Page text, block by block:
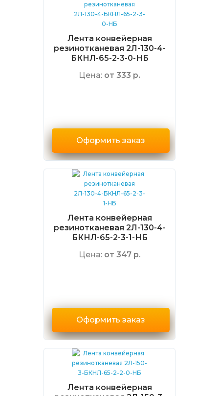
Лента конвейерная
резинотканевая 2Л-130-4-
БКНЛ-65-2-3-0-НБ
Цена: от 333 р.
Оформить заказ
Лента конвейерная
резинотканевая 2Л-130-4-
БКНЛ-65-2-3-1-НБ
Цена: от 347 р.
Оформить заказ
Лента конвейерная